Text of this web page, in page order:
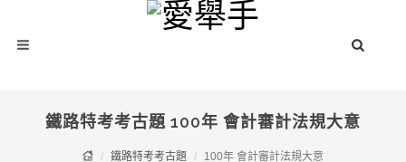
鐵路特考考古題 100年 會計審計法規大意
鐵路特考考古題 100年 會計審計法規大意